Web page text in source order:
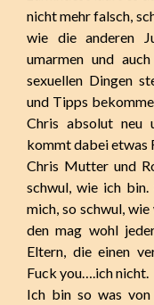
nicht mehr falsch,
wie die anderen
umarmen und
sexuellen Dingen
und Tipps
Chris absolut neu
kommt dabei etwas
Chris Mutter und
schwul, wie ich
mich, so schwul,
den mag wohl
Eltern, die einen
Fuck you….ich nicht.
Ich bin so was